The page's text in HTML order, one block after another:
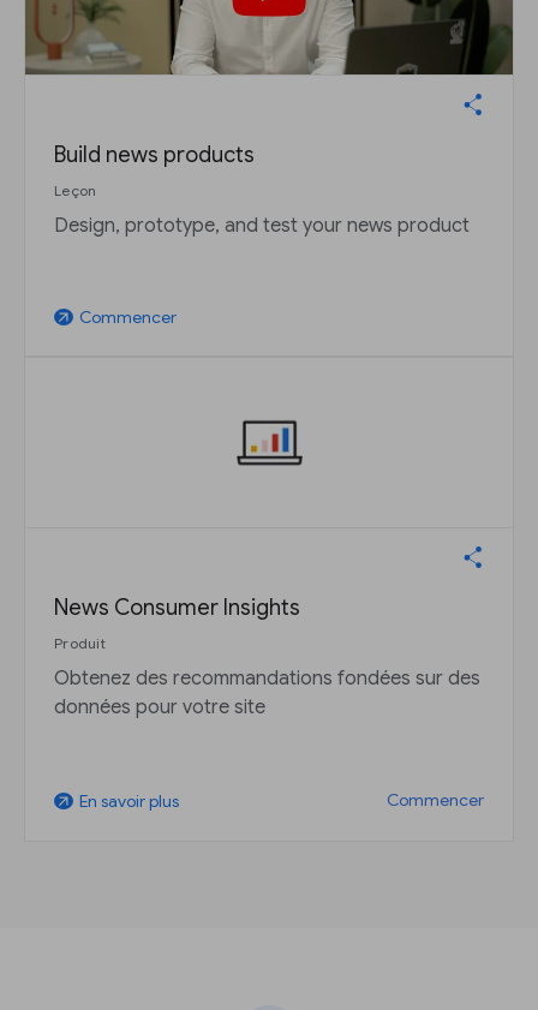
Build news products
Leçon
Design, prototype, and test your news product
arrow_outward Commencer
News Consumer Insights
Produit
Obtenez des recommandations fondées sur des
données pour votre site
arrow_outward En savoir plus Commencer